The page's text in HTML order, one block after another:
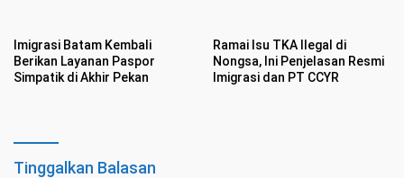
Imigrasi Batam Kembali
Berikan Layanan Paspor
Simpatik di Akhir Pekan
Ramai Isu TKA Ilegal di
Nongsa, Ini Penjelasan Resmi
Imigrasi dan PT CCYR
Tinggalkan Balasan